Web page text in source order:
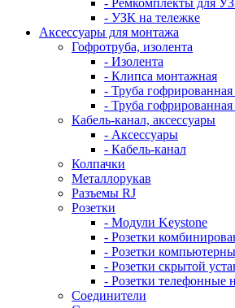
- Ремкомплекты для
- УЗК на тележке
Аксессуары для монтажа
Гофротруба, изолента
- Изолента
- Клипса монтажная
- Труба
- Труба
Кабель-канал, аксессуары
- Аксессуары
- Кабель-канал
Колпачки
Металлорукав
Разъемы RJ
Розетки
- Модули Keystone
- Розетки
- Розетки
- Розетки скрытой
- Розетки телефонные
Соединители